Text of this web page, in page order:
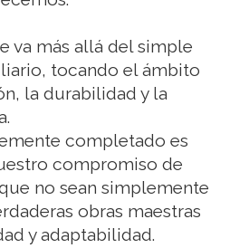
va más allá del simple
tocando el ámbito
la durabilidad y la
completado es
compromiso de
no sean simplemente
obras maestras
y adaptabilidad.